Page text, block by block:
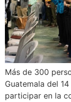
Más de 300
Guatemala del
participar en la